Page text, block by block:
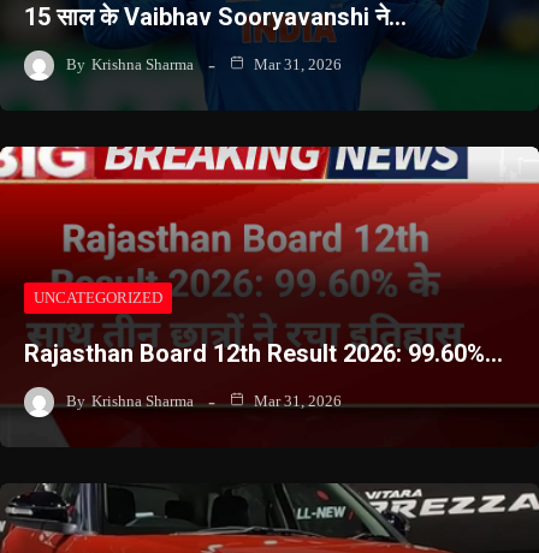
15 साल के Vaibhav Sooryavanshi ने…
By Krishna Sharma Mar 31, 2026
UNCATEGORIZED
Rajasthan Board 12th Result 2026: 99.60%…
By Krishna Sharma Mar 31, 2026